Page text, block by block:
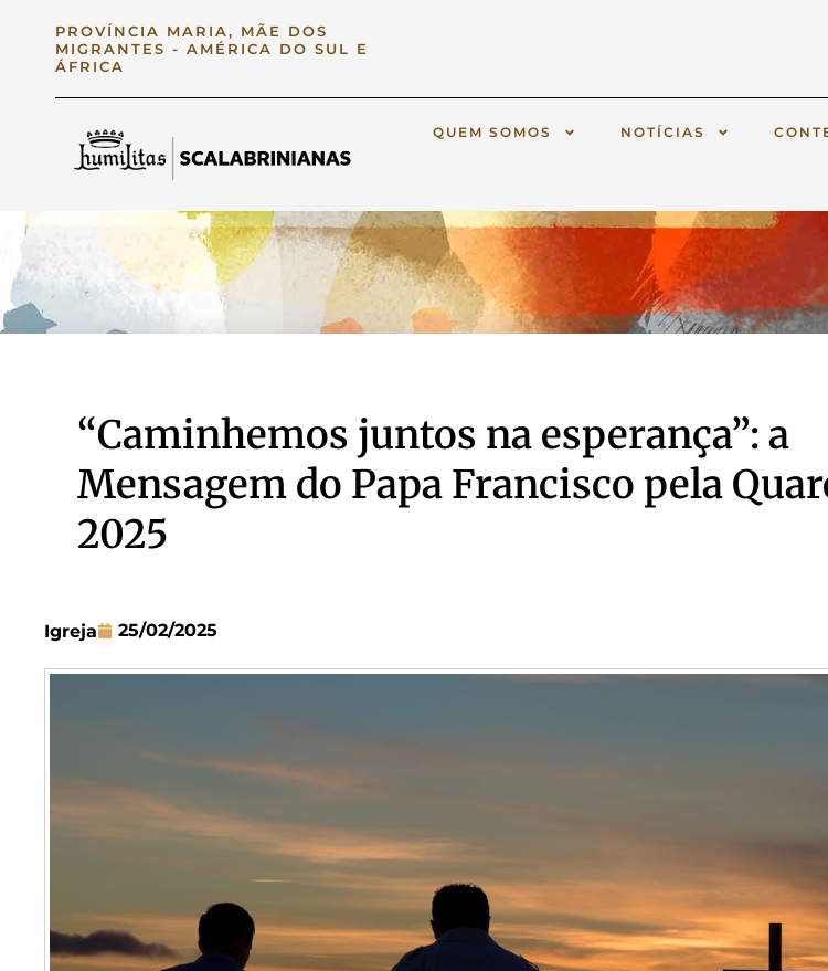
PROVÍNCIA MARIA, MÃE DOS
MIGRANTES - AMÉRICA DO SUL E
ÁFRICA
QUEM SOMOS NOTÍCIAS
“Caminhemos juntos na esperança”: a
Mensagem do Papa Francisco pela
2025
Igreja 25/02/2025